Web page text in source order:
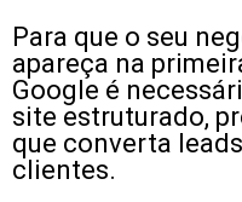
Para que o seu
apareça na
Google é
site estruturado,
que converta
clientes.